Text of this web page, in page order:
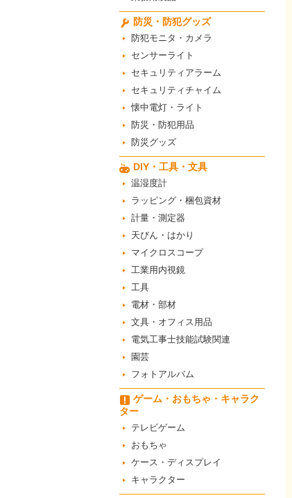
防災・防犯グッズ
防犯モニタ・カメラ
センサーライト
セキュリティアラーム
セキュリティチャイム
懐中電灯・ライト
防災・防犯用品
防災グッズ
DIY・工具・文具
温湿度計
ラッピング・梱包資材
計量・測定器
天びん・はかり
マイクロスコープ
工業用内視鏡
工具
電材・部材
文具・オフィス用品
電気工事士技能試験関連
園芸
フォトアルバム
ゲーム・おもちゃ・キャラク
ター
テレビゲーム
おもちゃ
ケース・ディスプレイ
キャラクター